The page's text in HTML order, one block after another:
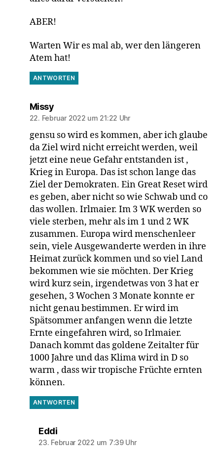
ABER!
Warten Wir es mal ab, wer den längeren
Atem hat!
ANTWORTEN
Missysagt:
22. Februar 2022 um 21:22 Uhr
gensu so wird es kommen, aber ich glaube
da Ziel wird nicht erreicht werden, weil
jetzt eine neue Gefahr entstanden ist ,
Krieg in Europa. Das ist schon lange das
Ziel der Demokraten. Ein Great Reset wird
es geben, aber nicht so wie Schwab und co
das wollen. Irlmaier. Im 3 WK werden so
viele sterben, mehr als im 1 und 2 WK
zusammen. Europa wird menschenleer
sein, viele Ausgewanderte werden in ihre
Heimat zurück kommen und so viel Land
bekommen wie sie möchten. Der Krieg
wird kurz sein, irgendetwas von 3 hat er
gesehen, 3 Wochen 3 Monate konnte er
nicht genau bestimmen. Er wird im
Spätsommer anfangen wenn die letzte
Ernte eingefahren wird, so Irlmaier.
Danach kommt das goldene Zeitalter für
1000 Jahre und das Klima wird in D so
warm , dass wir tropische Früchte ernten
können.
ANTWORTEN
Eddisagt:
23. Februar 2022 um 7:39 Uhr